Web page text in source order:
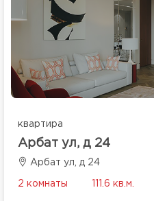
квартира
Арбат ул, д 24
Арбат ул, д 24
2 комнаты 111.6 кв.м.